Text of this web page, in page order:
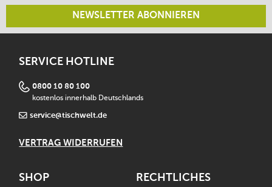
NEWSLETTER ABONNIEREN
SERVICE HOTLINE
0800 10 80 100
kostenlos innerhalb Deutschlands
service@tischwelt.de
VERTRAG WIDERRUFEN
SHOP RECHTLICHES